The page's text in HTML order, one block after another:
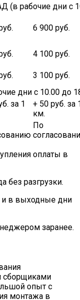
(в рабочие дни с
6 900 руб.
4 100 руб.
3 100 руб.
дни с 10.00 до
за 1
+ 50 руб. за
км.
По
оплаты в
без разгрузки.
и в выходные дни
заранее.
сборщиками
опыт с
монтажа в